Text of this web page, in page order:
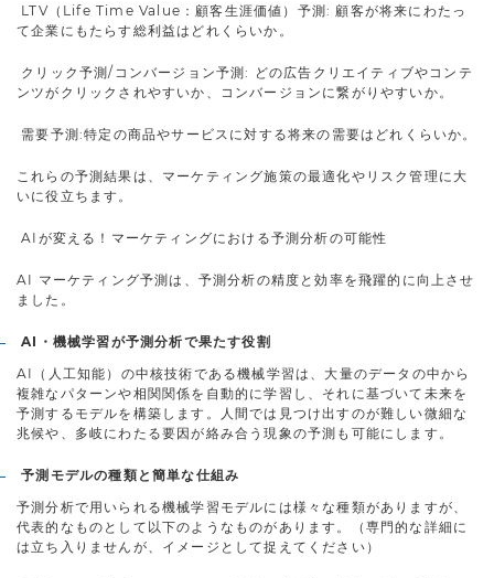
LTV（Life Time Value：顧客生涯価値）予測: 顧客が将来にわたっ
て企業にもたらす総利益はどれくらいか。
クリック予測/コンバージョン予測: どの広告クリエイティブやコンテ
ンツがクリックされやすいか、コンバージョンに繋がりやすいか。
需要予測:特定の商品やサービスに対する将来の需要はどれくらいか。
これらの予測結果は、マーケティング施策の最適化やリスク管理に大
いに役立ちます。
AIが変える！マーケティングにおける予測分析の可能性
AI マーケティング予測は、予測分析の精度と効率を飛躍的に向上させ
ました。
AI・機械学習が予測分析で果たす役割
AI（人工知能）の中核技術である機械学習は、大量のデータの中から
複雑なパターンや相関関係を自動的に学習し、それに基づいて未来を
予測するモデルを構築します。人間では見つけ出すのが難しい微細な
兆候や、多岐にわたる要因が絡み合う現象の予測も可能にします。
予測モデルの種類と簡単な仕組み
予測分析で用いられる機械学習モデルには様々な種類がありますが、
代表的なものとして以下のようなものがあります。（専門的な詳細に
は立ち入りませんが、イメージとして捉えてください）